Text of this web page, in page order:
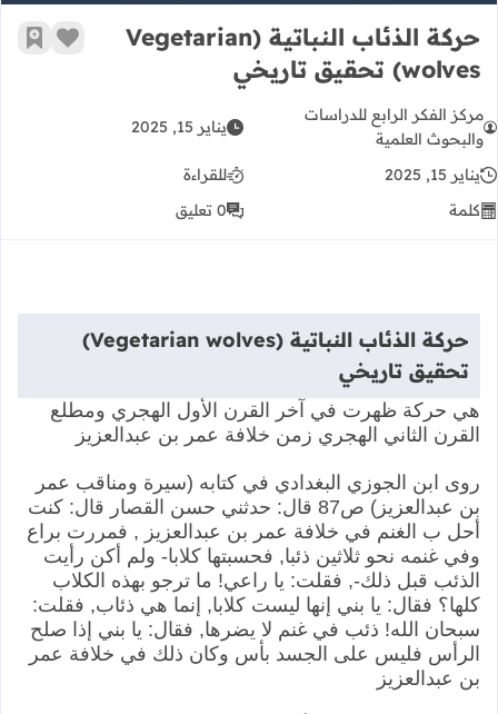
حركة الذئاب النباتية (Vegetarian
wolves) تحقيق تاريخي
زر أضف
مركز الفكر الرابع للدراسات
والبحوث العلمية
يناير 15, 2025
يناير 15, 2025
للقراءة
كلمة
0 تعليق
حركة الذئاب النباتية (Vegetarian wolves)
تحقيق تاريخي
هي حركة ظهرت في آخر القرن الأول الهجري ومطلع
القرن الثاني الهجري زمن خلافة عمر بن عبدالعزيز
روى ابن الجوزي البغدادي في كتابه (سيرة ومناقب عمر
بن عبدالعزيز) ص87 قال: حدثني حسن القصار قال: كنت
أحل ب الغنم في خلافة عمر بن عبدالعزيز , فمررت براع
وفي غنمه نحو ثلاثين ذئبا, فحسبتها كلابا- ولم أكن رأيت
الذئب قبل ذلك-, فقلت: يا راعي! ما ترجو بهذه الكلاب
كلها؟ فقال: يا بني إنها ليست كلابا, إنما هي ذئاب, فقلت:
سبحان الله! ذئب في غنم لا يضرها, فقال: يا بني إذا صلح
الرأس فليس على الجسد بأس وكان ذلك في خلافة عمر
بن عبدالعزيز